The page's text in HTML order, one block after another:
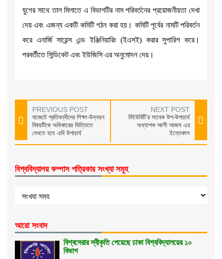
যুগের সাথে তাল মিলাতে এ বিভাগটির নাম পরিবর্তনের প্রয়োজনীয়তা দেখা
দেয় এবং এজন্য একটি কমিটি গঠন করা হয়। কমিটি পূর্বের নামটি পরিবর্তন
করে এনার্জি সায়েন্স এন্ড ইঞ্জিনিয়ারিং (ইএসই) করার সুপারিশ করে।
পরবর্তীতে সিন্ডিকেট এবং ইউজিসি এর অনুমোদন দেয়।
PREVIOUS POST
বাজেটে প্রতিবন্ধীদের শিক্ষা-উন্নয়ন
বিষয়টিকে অধিকারের ভিত্তিতে
দেখতে হবে -চবি উপাচার্য
NEXT POST
বিইউবিটি’র সাবেক উপ-উপাচার্য
অধ্যাপক আলী আজম এর
ইন্তেকাল
বিশ্ববিদ্যালয় কম্পাস পত্রিকার সংখ্যা সমূহ
আরো সংবাদ
বিশ্বসেরার স্বীকৃতি পেয়েছে ঢাকা বিশ্ববিদ্যালয়ের ১০
বিভাগ